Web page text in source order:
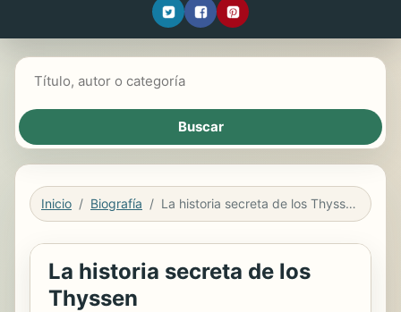
Inicio Biografía La historia secreta de los Thyssen
La historia secreta de los
Thyssen